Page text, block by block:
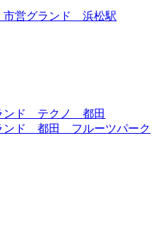
営グランド 浜松駅
ンド テクノ 都田
ンド 都田 フルーツパーク